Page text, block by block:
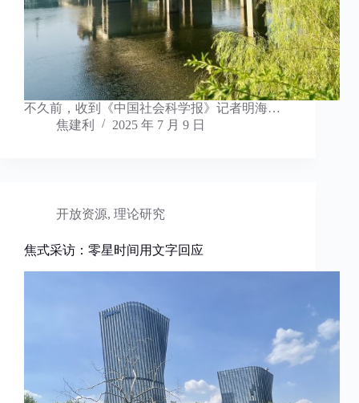
不久前，收到《中国社会科学报》记者明海…
焦建利
2025 年 7 月 9 日
开放资源, 理论研究
焦式采访：零星时间用文字回应